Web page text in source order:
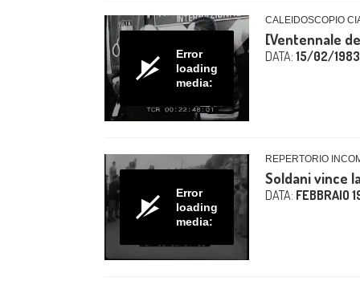
Error
loading
media:
CALEIDOSCOPIO
[Ventennale
DATA: 15/02/1983
Error
loading
media:
REPERTORIO
Soldani vince
DATA: FEBBRAIO